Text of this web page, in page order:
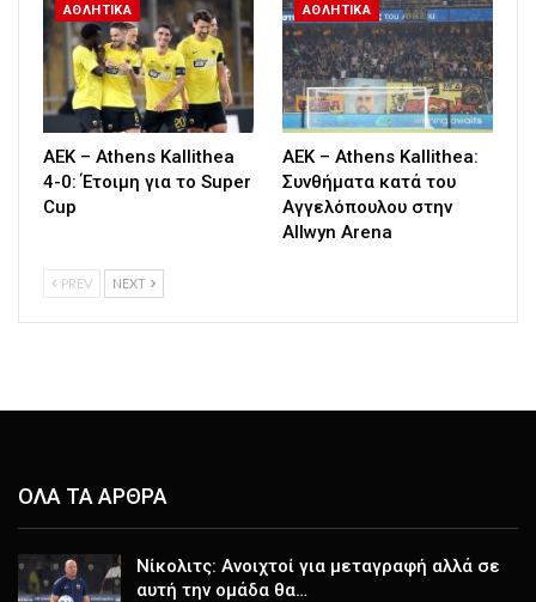
ΑΘΛΗΤΙΚΑ
ΑΕΚ – Athens Kallithea
4-0: Έτοιμη για το Super
Cup
ΑΘΛΗΤΙΚΑ
ΑΕΚ – Athens Kallithea:
Συνθήματα κατά του
Αγγελόπουλου στην
Allwyn Arena
PREV NEXT
ΟΛΑ ΤΑ ΑΡΘΡΑ
Νίκολιτς: Ανοιχτοί για μεταγραφή αλλά σε
αυτή την ομάδα θα…